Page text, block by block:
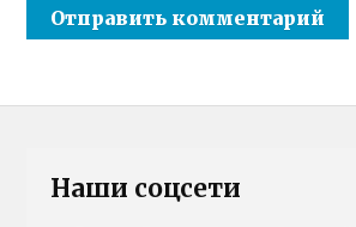
Наши соцсети